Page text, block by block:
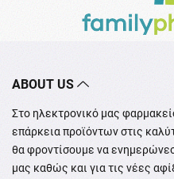
ABOUT US
Στο ηλεκτρονικό μας
επάρκεια προϊόντων στις
θα φροντίσουμε να
μας καθώς και για τις νέες